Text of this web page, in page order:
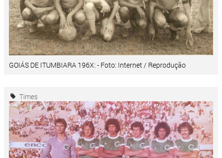
GOIÁS DE ITUMBIARA 196X: - Foto: Internet / Reprodução
Times